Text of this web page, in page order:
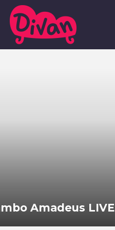
Amadeus LIVE